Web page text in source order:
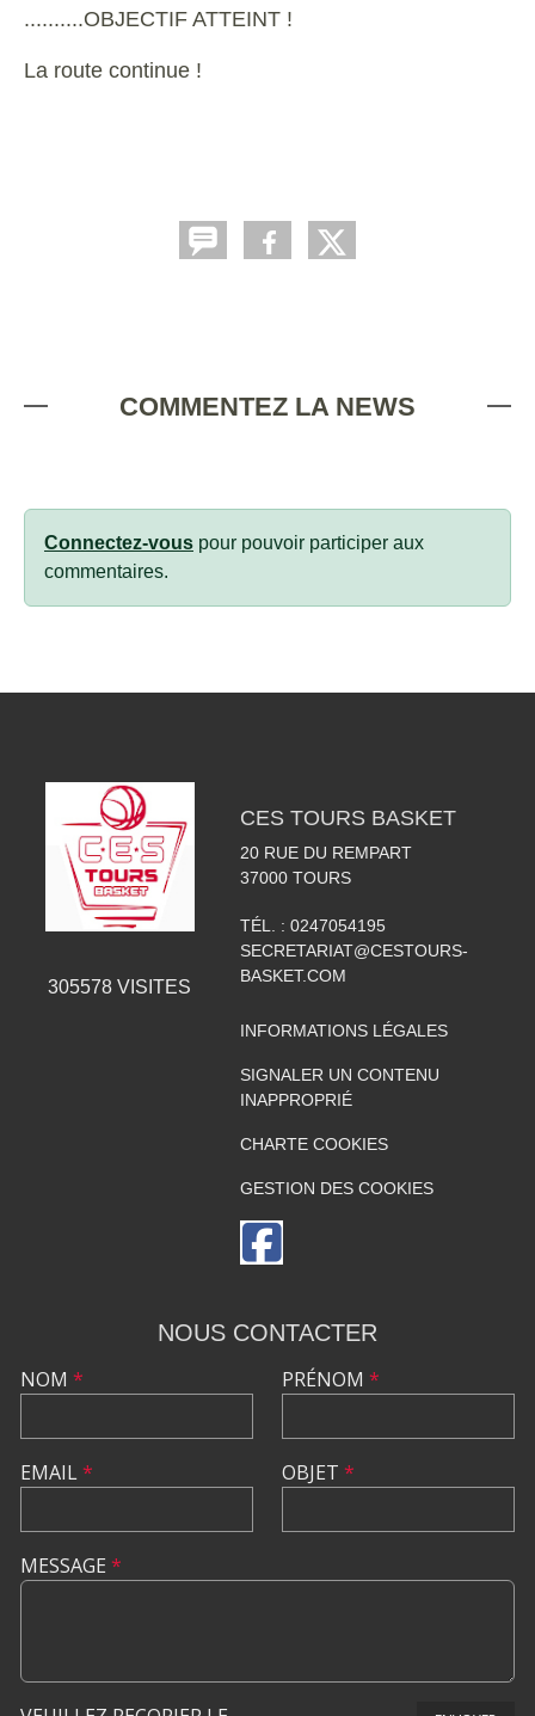
..........OBJECTIF ATTEINT !
La route continue !
COMMENTEZ LA NEWS
Connectez-vous pour pouvoir participer aux
commentaires.
305578 VISITES
CES TOURS BASKET
20 RUE DU REMPART
37000 TOURS
TÉL. : 0247054195
SECRETARIAT@CESTOURS-
BASKET.COM
INFORMATIONS LÉGALES
SIGNALER UN CONTENU
INAPPROPRIÉ
CHARTE COOKIES
GESTION DES COOKIES
NOUS CONTACTER
NOM *
EMAIL*
PRÉNOM *
OBJET *
MESSAGE *